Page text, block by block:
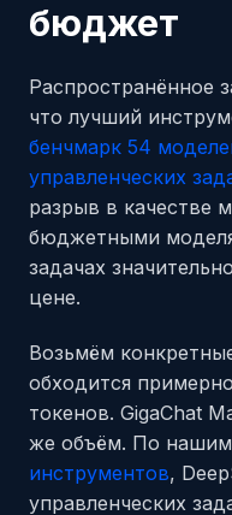
бюджет
Распространённое
что лучший
бенчмарк 54
управленческих
разрыв в качестве
бюджетными
задачах
цене.
Возьмём
обходится
токенов. GigaChat
же объём. По нашим
инструментов,
управленческих